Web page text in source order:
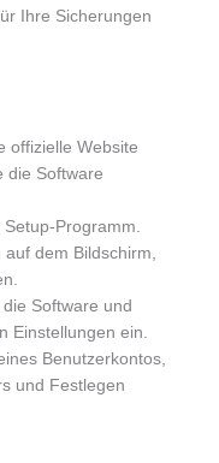
Ihre Sicherungen
offizielle Website
die Software
Setup-Programm.
auf dem Bildschirm,
Software und
Einstellungen ein.
Benutzerkontos,
und Festlegen